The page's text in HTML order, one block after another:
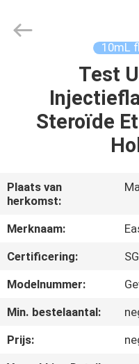
PRODUCTEN
ONS
FABRIEKSREIS
CONTACTEER
ONS
Industry
10mL
Test
Steroïde
Plaats van
herkomst:
Merknaam:
Certificering:
Modelnummer:
Min. bestelaantal:
Prijs: